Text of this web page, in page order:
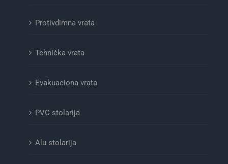
Protivdimna vrata
Tehnička vrata
Evakuaciona vrata
PVC stolarija
Alu stolarija